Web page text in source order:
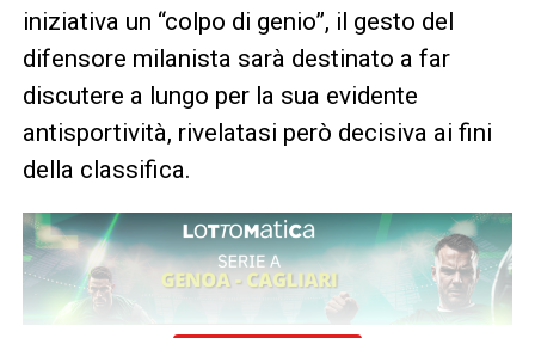
iniziativa un “colpo di genio”, il gesto del
difensore milanista sarà destinato a far
discutere a lungo per la sua evidente
antisportività, rivelatasi però decisiva ai fini
della classifica.